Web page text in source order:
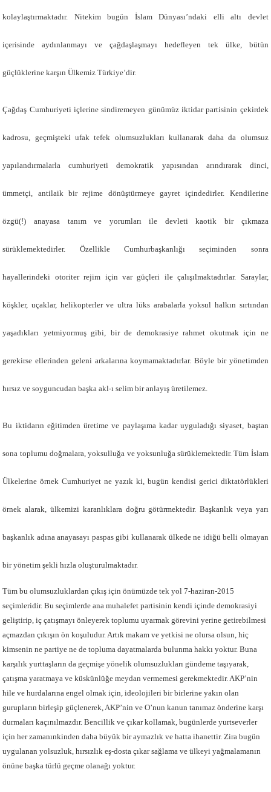
kolaylaştırmaktadır. Nitekim bugün İslam Dünyası’ndaki elli altı devlet
içerisinde aydınlanmayı ve çağdaşlaşmayı hedefleyen tek ülke, bütün
güçlüklerine karşın Ülkemiz Türkiye’dir.
Çağdaş Cumhuriyeti içlerine sindiremeyen günümüz iktidar partisinin çekirdek
kadrosu, geçmişteki ufak tefek olumsuzlukları kullanarak daha da olumsuz
yapılandırmalarla cumhuriyeti demokratik yapısından arındırarak dinci,
ümmetçi, antilaik bir rejime dönüştürmeye gayret içindedirler. Kendilerine
özgü(!) anayasa tanım ve yorumları ile devleti kaotik bir çıkmaza
sürüklemektedirler. Özellikle Cumhurbaşkanlığı seçiminden sonra
hayallerindeki otoriter rejim için var güçleri ile çalışılmaktadırlar. Saraylar,
köşkler, uçaklar, helikopterler ve ultra lüks arabalarla yoksul halkın sırtından
yaşadıkları yetmiyormuş gibi, bir de demokrasiye rahmet okutmak için ne
gerekirse ellerinden geleni arkalarına koymamaktadırlar. Böyle bir yönetimden
hırsız ve soyguncudan başka akl-ı selim bir anlayış üretilemez.
Bu iktidarın eğitimden üretime ve paylaşıma kadar uyguladığı siyaset, baştan
sona toplumu doğmalara, yoksulluğa ve yoksunluğa sürüklemektedir. Tüm İslam
Ülkelerine örnek Cumhuriyet ne yazık ki, bugün kendisi gerici diktatörlükleri
örnek alarak, ülkemizi karanlıklara doğru götürmektedir. Başkanlık veya yarı
başkanlık adına anayasayı paspas gibi kullanarak ülkede ne idiğü belli olmayan
bir yönetim şekli hızla oluşturulmaktadır.
Tüm bu olumsuzluklardan çıkış için önümüzde tek yol 7-haziran-2015
seçimleridir. Bu seçimlerde ana muhalefet partisinin kendi içinde demokrasiyi
geliştirip, iç çatışmayı önleyerek toplumu uyarmak görevini yerine getirebilmesi
açmazdan çıkışın ön koşuludur. Artık makam ve yetkisi ne olursa olsun, hiç
kimsenin ne partiye ne de topluma dayatmalarda bulunma hakkı yoktur. Buna
karşılık yurttaşların da geçmişe yönelik olumsuzlukları gündeme taşıyarak,
çatışma yaratmaya ve küskünlüğe meydan vermemesi gerekmektedir. AKP’nin
hile ve hurdalarına engel olmak için, ideolojileri bir birlerine yakın olan
gurupların birleşip güçlenerek, AKP’nin ve O’nun kanun tanımaz önderine karşı
durmaları kaçınılmazdır. Bencillik ve çıkar kollamak, bugünlerde yurtseverler
için her zamanınkinden daha büyük bir aymazlık ve hatta ihanettir. Zira bugün
uygulanan yolsuzluk, hırsızlık eş-dosta çıkar sağlama ve ülkeyi yağmalamanın
önüne başka türlü geçme olanağı yoktur.